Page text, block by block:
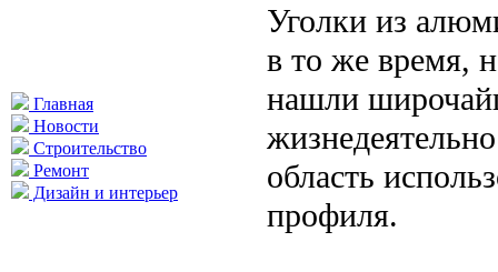
Главная
Новости
Строительство
Ремонт
Дизайн и интерьер
Уголки из
в то же время,
нашли
область
профиля.